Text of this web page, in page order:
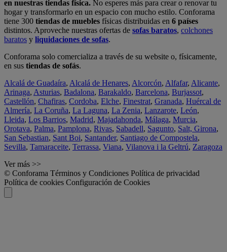
en nuestras tiendas física. No esperes más para crear o renovar tu
hogar y transformarlo en un espacio con mucho estilo. Conforama
tiene 300 tiendas de muebles físicas distribuidas en 6 países
distintos. Aproveche nuestras ofertas de sofas baratos, colchones
baratos y liquidaciones de sofas.
Conforama solo comercializa a través de su website o, físicamente,
en sus tiendas de sofás.
Alcalá de Guadaíra, Alcalá de Henares, Alcorcón, Alfafar, Alicante,
Arinaga, Asturias, Badalona, Barakaldo, Barcelona, Burjassot,
Castellón, Chafiras, Cordoba, Elche, Finestrat, Granada, Huércal de
Almería, La Coruña, La Laguna, La Zenia, Lanzarote, León,
Lleida, Los Barrios, Madrid, Majadahonda, Málaga, Murcia,
Orotava, Palma, Pamplona, Rivas, Sabadell, Sagunto, Salt, Girona,
San Sebastian, Sant Boi, Santander, Santiago de Compostela,
Sevilla, Tamaraceite, Terrassa, Viana, Vilanova i la Geltrú, Zaragoza
Ver más >>
© Conforama Términos y Condiciones Política de privacidad
Política de cookies Configuración de Cookies